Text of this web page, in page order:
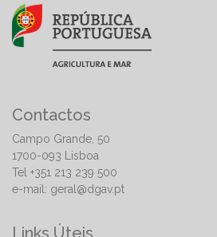
Contactos
Campo Grande, 50
1700-093 Lisboa
Tel +351 213 239 500
e-mail: geral@dgav.pt
Links Úteis